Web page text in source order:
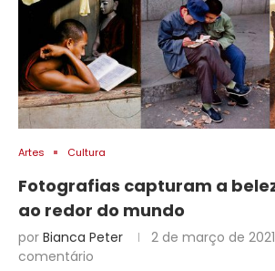
Artes Cultura
Fotografias capturam a
ao redor do mundo
por Bianca Peter 2 de março de 2021
comentário